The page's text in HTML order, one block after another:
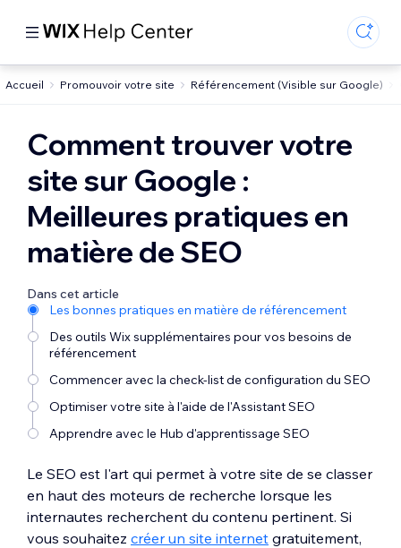
Accueil Promouvoir votre site Référencement (Visible sur Google)
Comment trouver votre
site sur Google :
Meilleures pratiques en
matière de SEO
Dans cet article
Les bonnes pratiques en matière de référencement
Des outils Wix supplémentaires pour vos besoins de
référencement
Commencer avec la check‑list de configuration du SEO
Optimiser votre site à l'aide de l'Assistant SEO
Apprendre avec le Hub d'apprentissage SEO
Le SEO est l'art qui permet à votre site de se classer
en haut des moteurs de recherche lorsque les
internautes recherchent du contenu pertinent. Si
vous souhaitez créer un site internet gratuitement,